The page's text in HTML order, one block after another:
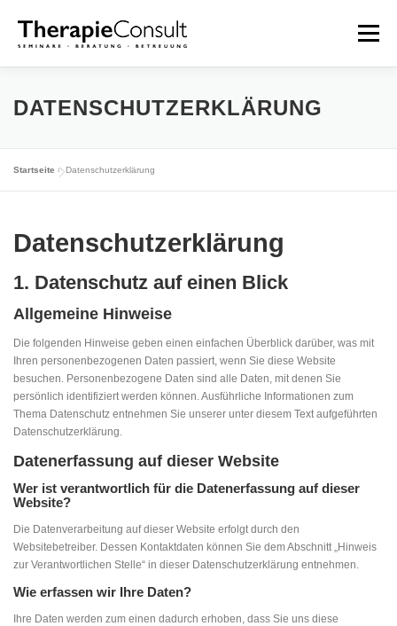
Inhalt
springen
Menü
HOME SEMINARE ÜBER MICH
FUNKTIONELLE NEUROLOGIE
DATENSCHUTZERKLÄRUNG
Startseite »Datenschutzerklärung
Datenschutz­erklärung
1. Datenschutz auf einen Blick
Allgemeine Hinweise
Die folgenden Hinweise geben einen einfachen Überblick darüber, was mit
Ihren personenbezogenen Daten passiert, wenn Sie diese Website
besuchen. Personenbezogene Daten sind alle Daten, mit denen Sie
persönlich identifiziert werden können. Ausführliche Informationen zum
Thema Datenschutz entnehmen Sie unserer unter diesem Text aufgeführten
Datenschutzerklärung.
Datenerfassung auf dieser Website
Wer ist verantwortlich für die Datenerfassung auf dieser
Website?
Die Datenverarbeitung auf dieser Website erfolgt durch den
Websitebetreiber. Dessen Kontaktdaten können Sie dem Abschnitt „Hinweis
zur Verantwortlichen Stelle“ in dieser Datenschutzerklärung entnehmen.
Wie erfassen wir Ihre Daten?
Ihre Daten werden zum einen dadurch erhoben, dass Sie uns diese